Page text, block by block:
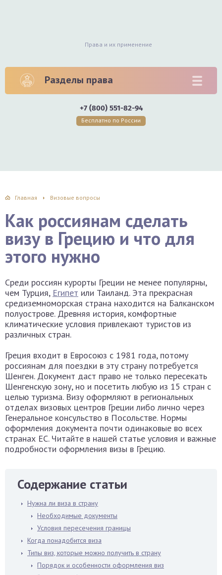
Права и их применение
Разделы права
+7 (800) 551-82-94
Бесплатно по России
Главная Визовые вопросы
Как россиянам сделать
визу в Грецию и что для
этого нужно
Среди россиян курорты Греции не менее популярны,
чем Турция, Египет или Таиланд. Эта прекрасная
средиземноморская страна находится на Балканском
полуострове. Древняя история, комфортные
климатические условия привлекают туристов из
различных стран.
Греция входит в Евросоюз с 1981 года, потому
россиянам для поездки в эту страну потребуется
Шенген. Документ даст право не только пересекать
Шенгенскую зону, но и посетить любую из 15 стран с
целью туризма. Визу оформляют в региональных
отделах визовых центров Греции либо лично через
Генеральное консульство в Посольстве. Нормы
оформления документа почти одинаковые во всех
странах ЕС. Читайте в нашей статье условия и важные
подробности оформления визы в Грецию.
Содержание статьи
Нужна ли виза в страну
Необходимые документы
Условия пересечения границы
Когда понадобится виза
Типы виз, которые можно получить в страну
Порядок и особенности оформления виз